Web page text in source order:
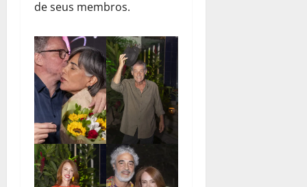
de seus membros.